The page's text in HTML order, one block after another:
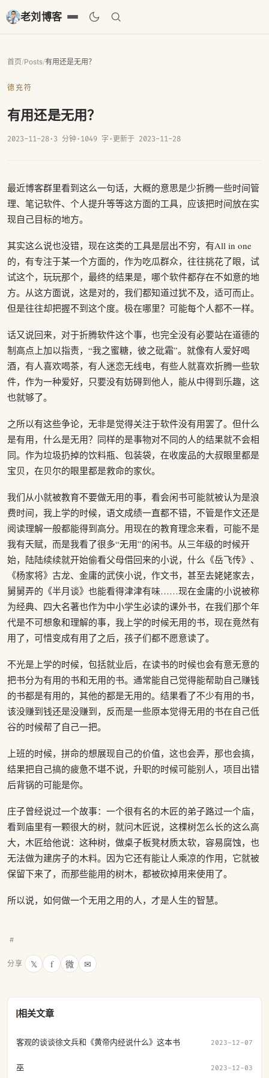
老刘博客
首页/Posts/有用还是无用？
德充符
有用还是无用？
2023-11-28· 3 分钟· 1049 字 · 更新于 2023-11-28
最近博客群里看到这么一句话，大概的意思是少折腾一些时间管
理、笔记软件、个人提升等等这方面的工具，应该把时间放在实
现自己目标的地方。
其实这么说也没错，现在这类的工具是层出不穷，有All in one
的，有专注于某一个方面的，作为吃瓜群众，往往挑花了眼，试
试这个，玩玩那个，最终的结果是，哪个软件都存在不如意的地
方。从这方面说，这是对的，我们都知道过犹不及，适可而止。
但是往往却把握不到这个度。极在哪里？可能每个人都不一样。
话又说回来，对于折腾软件这个事，也完全没有必要站在道德的
制高点上加以指责，“我之蜜糖，彼之砒霜”。就像有人爱好喝
酒，有人喜欢喝茶，有人迷恋无线电，有些人就喜欢折腾一些软
件，作为一种爱好，只要没有妨碍到他人，能从中得到乐趣，这
也就够了。
之所以有这些争论，无非是觉得关注于软件没有用罢了。但什么
是有用，什么是无用？同样的是事物对不同的人的结果就不会相
同。作为垃圾扔掉的饮料瓶、包装袋，在收废品的大叔眼里都是
宝贝，在贝尔的眼里都是救命的家伙。
我们从小就被教育不要做无用的事，看会闲书可能就被认为是浪
费时间，我上学的时候，语文成绩一直都不错，不管是作文还是
阅读理解一般都能得到高分。用现在的教育理念来看，可能不是
我有天赋，而是我看了很多“无用”的闲书。从三年级的时候开
始，陆陆续续就开始偷看父母借回来的小说，什么《岳飞传》、
《杨家将》古龙、金庸的武侠小说，作文书，甚至去姥姥家去，
舅舅弄的《半月谈》也能看得津津有味……现在金庸的小说被称
为经典、四大名著也作为中小学生必读的课外书，在我们那个年
代是不可想象和理解的事，我上学的时候无用的书，现在竟然有
用了，可惜变成有用了之后，孩子们都不愿意读了。
不光是上学的时候，包括就业后，在读书的时候也会有意无意的
把书分为有用的书和无用的书。通常能自己觉得能帮助自己赚钱
的书都是有用的，其他的都是无用的。结果看了不少有用的书，
该没赚到钱还是没赚到，反而是一些原本觉得无用的书在自己低
谷的时候帮了自己一把。
上班的时候，拼命的想展现自己的价值，这也会弄，那也会搞，
结果把自己搞的疲惫不堪不说，升职的时候可能别人，项目出错
后背锅的可能是你。
庄子曾经说过一个故事：一个很有名的木匠的弟子路过一个庙，
看到庙里有一颗很大的树，就问木匠说，这棵树怎么长的这么高
大，木匠给他说：这种树，做桌子板凳材质太软，容易腐蚀，也
无法做为建房子的木料。因为它还有能让人乘凉的作用，它就被
保留下来了，而那些能用的树木，都被砍掉用来使用了。
所以说，如何做一个无用之用的人，才是人生的智慧。
#
分享 𝕏 f 微 ✉
相关文章
客观的谈谈徐文兵和《黄帝内经说什么》这本书 2023-12-07
巫 2023-12-03